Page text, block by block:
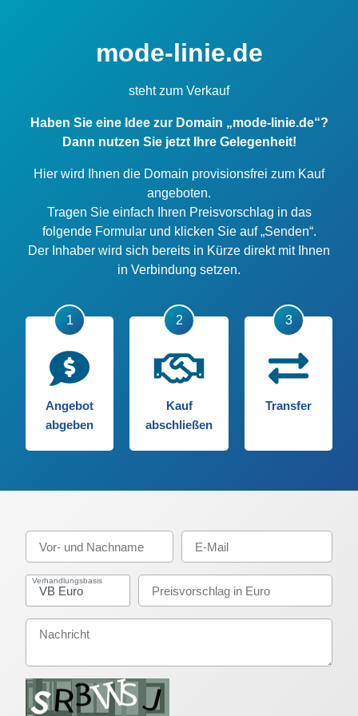
mode-linie.de
steht zum Verkauf
Haben Sie eine Idee zur Domain „mode-linie.de“?
Dann nutzen Sie jetzt Ihre Gelegenheit!
Hier wird Ihnen die Domain provisionsfrei zum Kauf
angeboten.
Tragen Sie einfach Ihren Preisvorschlag in das
folgende Formular und klicken Sie auf „Senden“.
Der Inhaber wird sich bereits in Kürze direkt mit Ihnen
in Verbindung setzen.
Angebot
abgeben
Kauf
abschließen
Transfer
Verhandlungsbasis